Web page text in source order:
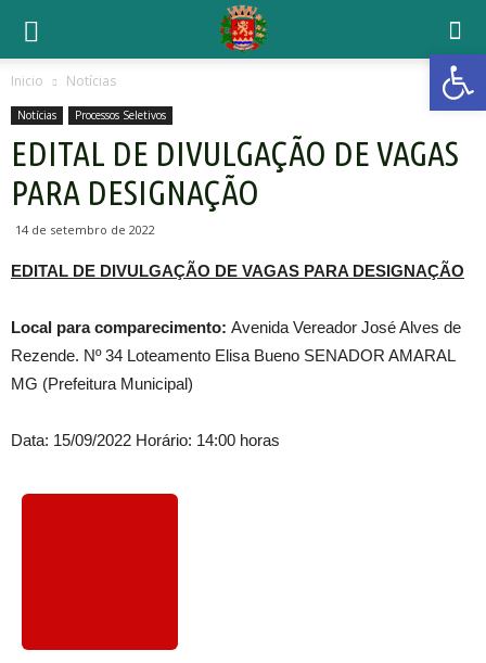
Inicio Notícias
Notícias Processos Seletivos
EDITAL DE DIVULGAÇÃO DE VAGAS
PARA DESIGNAÇÃO
14 de setembro de 2022
EDITAL DE DIVULGAÇÃO DE VAGAS PARA DESIGNAÇÃO
Local para comparecimento: Avenida Vereador José Alves de
Rezende. Nº 34 Loteamento Elisa Bueno SENADOR AMARAL
MG (Prefeitura Municipal)
Data: 15/09/2022 Horário: 14:00 horas